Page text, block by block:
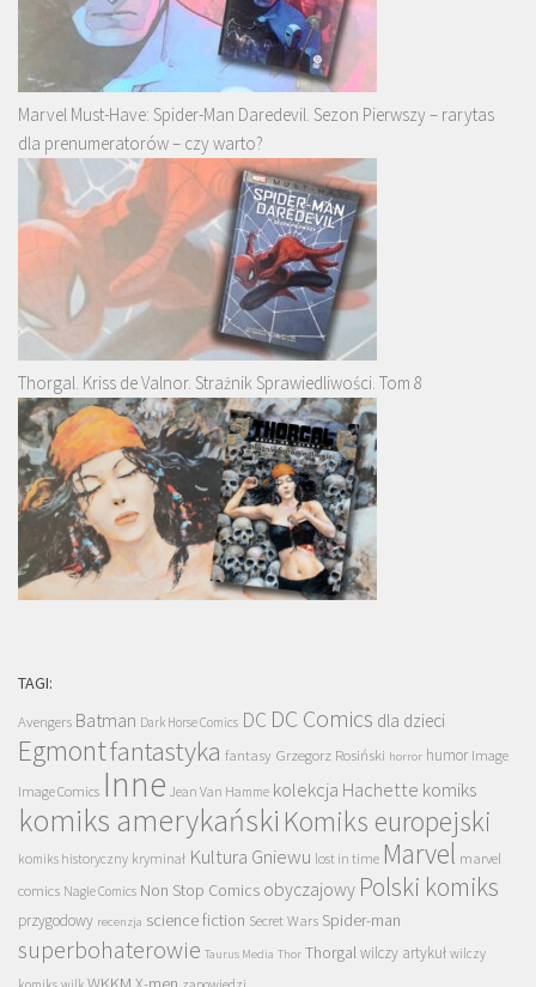
Marvel Must-Have: Spider-Man Daredevil. Sezon Pierwszy – rarytas
dla prenumeratorów – czy warto?
Thorgal. Kriss de Valnor. Strażnik Sprawiedliwości. Tom 8
TAGI:
Avengers Batman Dark Horse Comics DC DC Comics dla dzieci
Egmontfantastyka fantasy Grzegorz Rosiński horror humor Image
Image Comics Inne Jean Van Hamme kolekcja Hachette komiks
komiks amerykański Komiks europejski
komiks historyczny kryminał Kultura Gniewu lost in time Marvel marvel
comics Nagle Comics Non Stop Comics obyczajowy Polski komiks
przygodowy recenzja science fiction Secret Wars Spider-man
superbohaterowie Taurus Media Thor Thorgalwilczy artykuł wilczy